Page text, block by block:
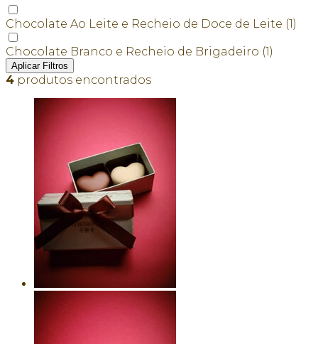
Chocolate Ao Leite e Recheio de Doce de Leite (1)
Chocolate Branco e Recheio de Brigadeiro (1)
Aplicar Filtros
4 produtos encontrados